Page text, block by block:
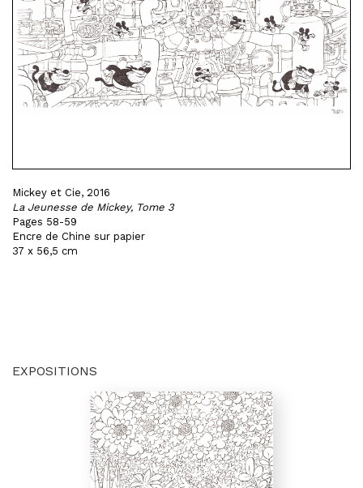
Mickey et Cie, 2016
La Jeunesse de Mickey, Tome 3
Pages 58-59
Encre de Chine sur papier
37 x 56,5 cm
EXPOSITIONS